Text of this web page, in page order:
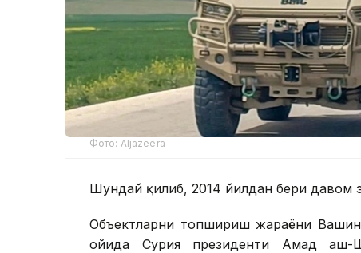
Фото: Aljazeera
Шундай қилиб, 2014 йилдан бери давом
Объектларни топшириш жараёни
ойида Сурия президенти Аҳмад